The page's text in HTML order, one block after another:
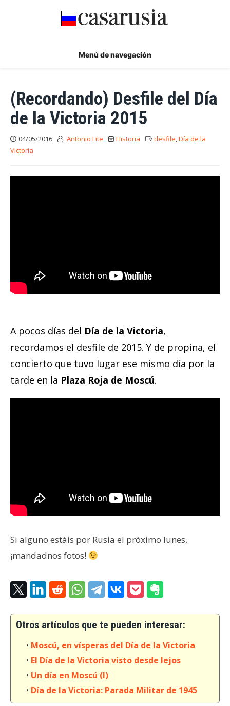
Menú de navegación
(Recordando) Desfile del Día
de la Victoria 2015
04/05/2016 Antonio Lite Historia desfile,Día de la
Victoria
A pocos días del Día de la Victoria,
recordamos el desfile de 2015. Y de propina, el
concierto que tuvo lugar ese mismo día por la
tarde en la Plaza Roja de Moscú.
Si alguno estáis por Rusia el próximo lunes,
¡mandadnos fotos!
Otros artículos que te pueden interesar:
• Moscú, en vísperas del Día de la Victoria
• El Día de la Victoria visto desde lejos
• Un día en Moscú (I)
• Día de la Victoria: Parada Militar de 1945